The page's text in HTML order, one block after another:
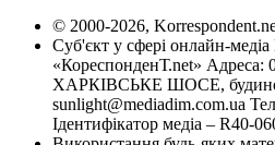
© 2000-2026,
Суб'єкт у сфері онлайн-
«КореспонденТ.net» Адреса:
ХАРКІВСЬКЕ ШОСЕ,
sunlight@mediadim.com.ua
Ідентифікатор медіа – R40-